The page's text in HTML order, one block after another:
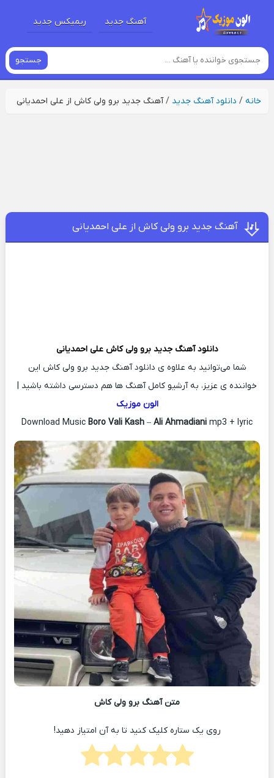
آهنگ جدید ریمیکس جدید
جستجو
خانه/ دانلود آهنگ جدید /آهنگ جدید برو ولی کاش از علی احمدیانی
آهنگ جدید برو ولی کاش از علی احمدیانی
دانلود آهنگ جدید برو ولی کاشعلی احمدیانی
شما می‌توانید به علاوه ی دانلود آهنگ جدید برو ولی کاش این
خواننده ی عزیز، به آرشیو کامل آهنگ ها هم دسترسی داشته باشید |
الون موزیک
Download Music Boro Vali Kash – Ali Ahmadiani mp3 + lyric
متن آهنگ برو ولی کاش
روی یک ستاره کلیک کنید تا به آن امتیاز دهید!